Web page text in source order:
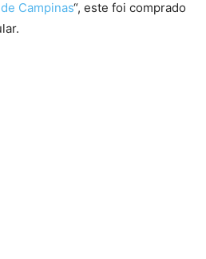
Campinas“, este foi comprado